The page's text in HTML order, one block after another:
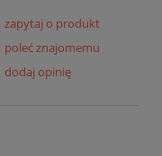
zapytaj o produkt
poleć znajomemu
dodaj opinię